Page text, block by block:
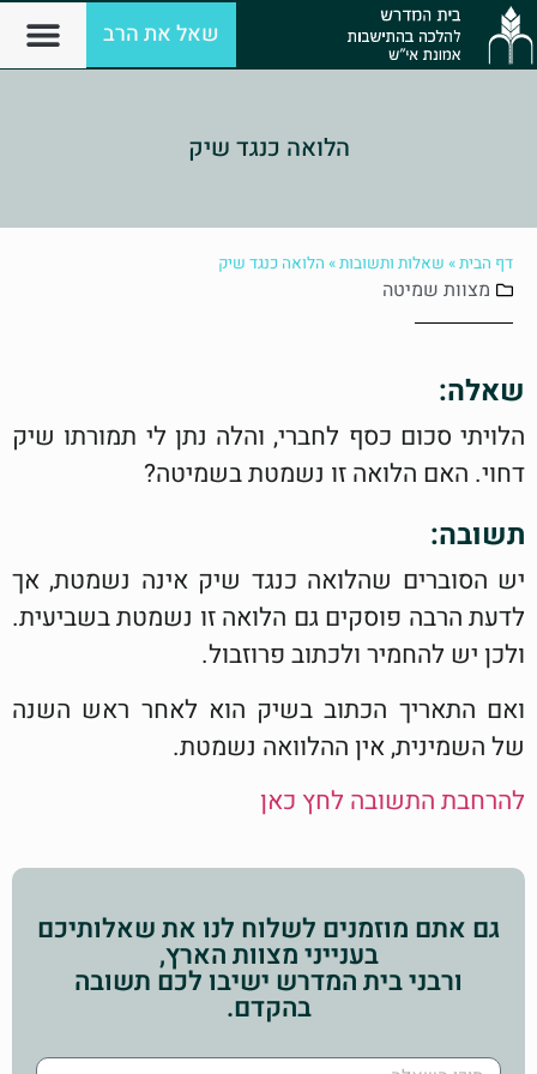
שאל את הרב
הלואה כנגד שיק
דף הבית» שאלות ותשובות» הלואה כנגד שיק
מצוות שמיטה
שאלה:
הלויתי סכום כסף לחברי, והלה נתן לי תמורתו שיק
דחוי. האם הלואה זו נשמטת בשמיטה?
תשובה:
יש הסוברים שהלואה כנגד שיק אינה נשמטת, אך
לדעת הרבה פוסקים גם הלואה זו נשמטת בשביעית.
ולכן יש להחמיר ולכתוב פרוזבול.
ואם התאריך הכתוב בשיק הוא לאחר ראש השנה
של השמינית, אין ההלוואה נשמטת.
להרחבת התשובה לחץ כאן
גם אתם מוזמנים לשלוח לנו את שאלותיכם
בענייני מצוות הארץ,
ורבני בית המדרש ישיבו לכם תשובה
בהקדם.